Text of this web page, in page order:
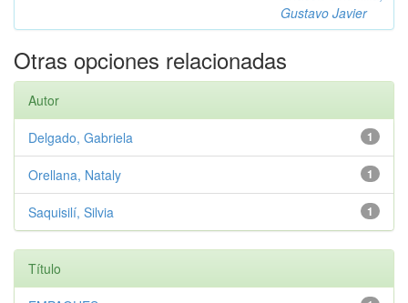
Gustavo Javier
Otras opciones relacionadas
Autor
1
Delgado, Gabriela
1
Orellana, Nataly
1
Saquisilí, Silvia
Título